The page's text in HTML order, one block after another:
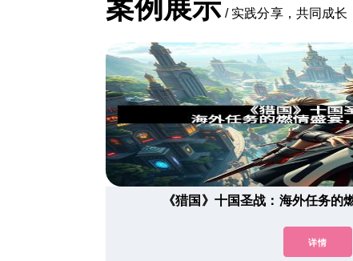
案例展示 / 实践分享，共同成长
《猎国》十国圣战：海外任务的
详情